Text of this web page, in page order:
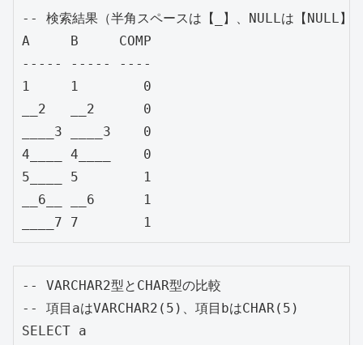
-- 検索結果（半角スペースは【_】、NULLは【NULL】
A     B     COMP
----- ----- ----
1     1        0
__2   __2      0
____3 ____3    0
4____ 4____    0
5____ 5        1
__6__ __6      1
-- VARCHAR2型とCHAR型の比較
-- 項目aはVARCHAR2(5)、項目bはCHAR(5)
SELECT a